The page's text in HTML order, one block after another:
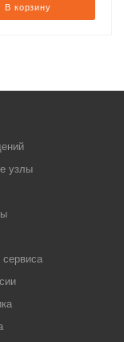
В корзину
узлы